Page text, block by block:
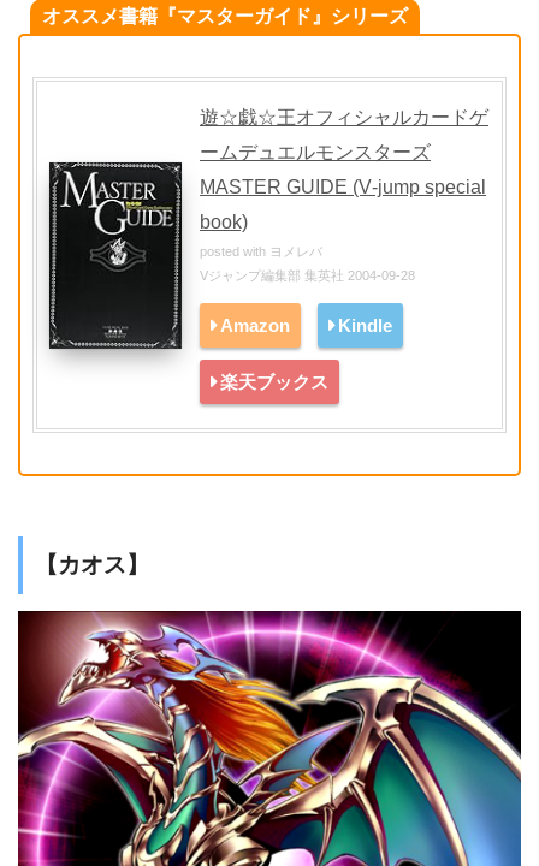
オススメ書籍『マスターガイド』シリーズ
遊☆戯☆王オフィシャルカードゲ
ームデュエルモンスターズ
MASTER GUIDE (V‐jump special
book)
posted with ヨメレバ
Vジャンプ編集部 集英社 2004-09-28
Amazon Kindle
楽天ブックス
【カオス】